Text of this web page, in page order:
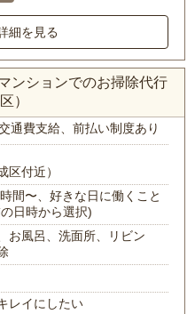
細を見る
ンションでのお掃除代行
）
交通費支給、前払い制度あり
区付近）
間〜、好きな日に働くこと
日時から選択)
お風呂、洗面所、リビン
レイにしたい